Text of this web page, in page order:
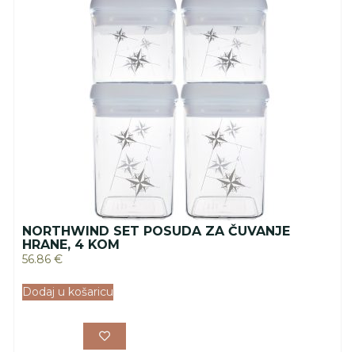
NORTHWIND SET POSUDA ZA ČUVANJE
HRANE, 4 KOM
56.86 €
Dodaj u košaricu